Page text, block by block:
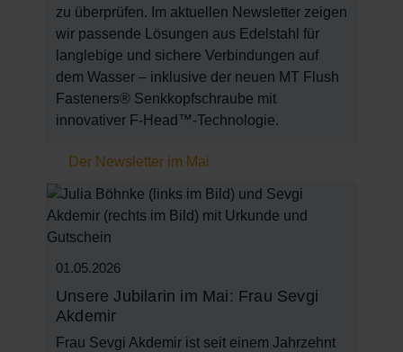
zu überprüfen. Im aktuellen Newsletter zeigen
wir passende Lösungen aus Edelstahl für
langlebige und sichere Verbindungen auf
dem Wasser – inklusive der neuen MT Flush
Fasteners® Senkkopfschraube mit
innovativer F-Head™-Technologie.
Der Newsletter im Mai
01.05.2026
Unsere Jubilarin im Mai: Frau Sevgi
Akdemir
Frau Sevgi Akdemir ist seit einem Jahrzehnt